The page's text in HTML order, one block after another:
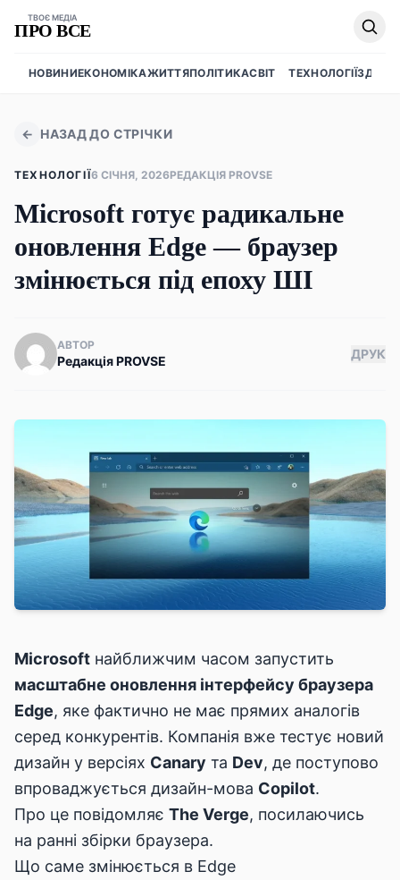
ТВОЄ МЕДІА
ПРО ВСЕ
НОВИНИЕКОНОМІКАЖИТТЯПОЛІТИКАСВІТ ТЕХНОЛОГІЇ
← НАЗАД ДО СТРІЧКИ
ТЕХНОЛОГІЇ6 СІЧНЯ, 2026РЕДАКЦІЯ PROVSE
Microsoft готує радикальне
оновлення Edge — браузер
змінюється під епоху ШІ
АВТОР
Редакція PROVSE ДРУК
Microsoft найближчим часом запустить
масштабне оновлення інтерфейсу браузера
Edge, яке фактично не має прямих аналогів
серед конкурентів. Компанія вже тестує новий
дизайн у версіях Canary та Dev, де поступово
впроваджується дизайн-мова Copilot.
Про це повідомляє The Verge, посилаючись
на ранні збірки браузера.
Що саме змінюється в Edge